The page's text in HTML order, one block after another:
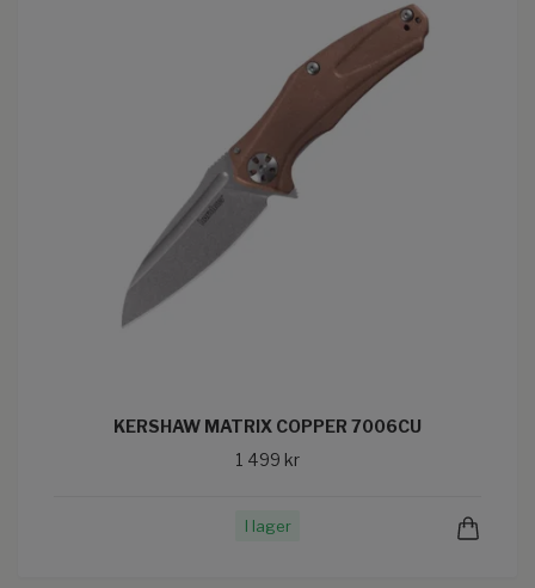
KERSHAW MATRIX COPPER 7006CU
1 499 kr
I lager